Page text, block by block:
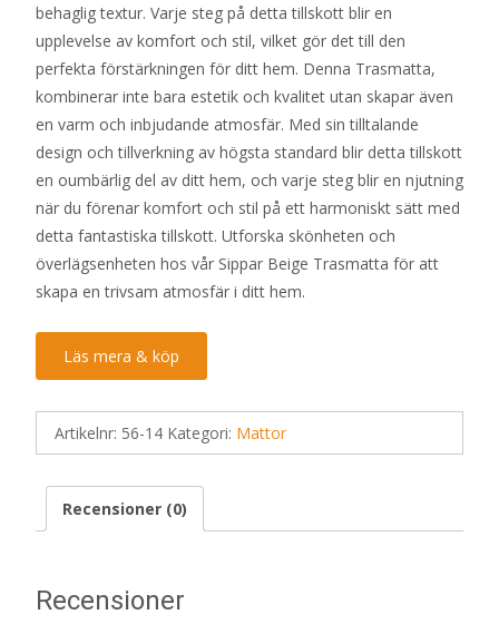
behaglig textur. Varje steg på detta tillskott blir en
upplevelse av komfort och stil, vilket gör det till den
perfekta förstärkningen för ditt hem. Denna Trasmatta,
kombinerar inte bara estetik och kvalitet utan skapar även
en varm och inbjudande atmosfär. Med sin tilltalande
design och tillverkning av högsta standard blir detta tillskott
en oumbärlig del av ditt hem, och varje steg blir en njutning
när du förenar komfort och stil på ett harmoniskt sätt med
detta fantastiska tillskott. Utforska skönheten och
överlägsenheten hos vår Sippar Beige Trasmatta för att
skapa en trivsam atmosfär i ditt hem.
Läs mera & köp
Artikelnr: 56-14 Kategori: Mattor
Recensioner (0)
Recensioner